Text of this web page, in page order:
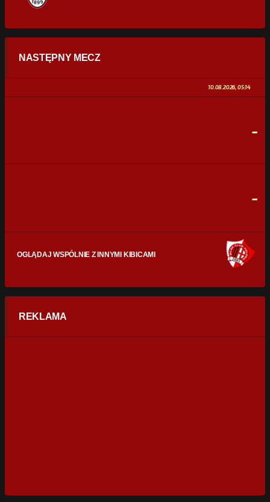
STATYSTYKI
0% 100%
NASTĘPNY MECZ
10.08.2026, 05:14
-
-
OGLĄDAJ WSPÓLNIE Z INNYMI KIBICAMI
REKLAMA